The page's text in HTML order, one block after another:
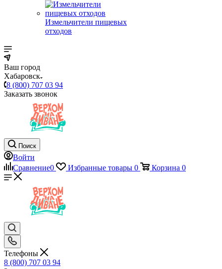
Измельчители пищевых
отходов
Ваш город
Хабаровск
8 (800) 707 03 94
Заказать звонок
Поиск
Войти
Сравнение0 Избранные товары 0 Корзина 0
Телефоны
8 (800) 707 03 94